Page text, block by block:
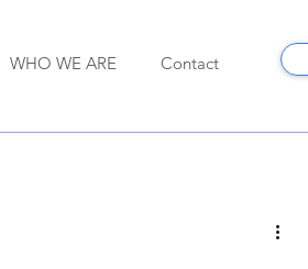
WHO WE ARE Contact